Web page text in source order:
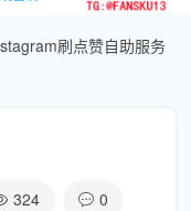
刷点赞自助服务
324 0